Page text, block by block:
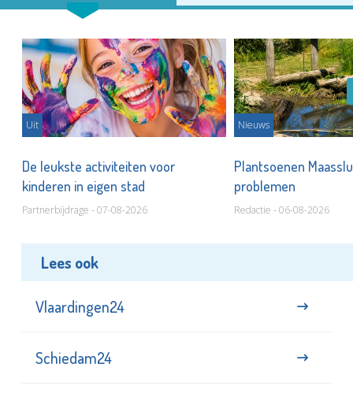
Uit
De leukste activiteiten voor
kinderen in eigen stad
Partnerbijdrage - 07-08-2026
Nieuws
Plantsoenen
problemen
Redactie - 06-08-2026
Lees ook
Vlaardingen24
Schiedam24